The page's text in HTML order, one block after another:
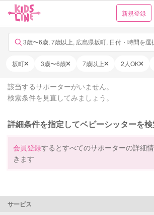
新規登録
3歳〜6歳, 7歳以上, 広島県坂町, 日付・時間を選
坂町 3歳〜6歳 7歳以上 2人OK
該当するサポーターがいません。
検索条件を見直してみましょう。
詳細条件を指定してベビーシッターを
会員登録するとすべてのサポーターの詳細
きます
サービス